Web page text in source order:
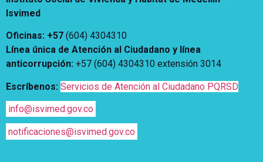
Vivienda Nueva
familiar
Titulación
Arrendamiento temporal
Reconocimiento de
Edificaciones – C0
Acompañamiento Social
OPV-JVC
Convocatorias
Nosotros
¿Qué es el ISVIMED?
Rendición de cuentas
Directorio de servidores
Encuesta de Percepción
A+ A A-
Isvimed
Oficinas: +57 (604) 4304310
Línea única de Atención al Ciudadano y línea
anticorrupción: +57 (604) 4304310 extensión 3014
Escríbenos: Servicios de Atención al Ciudadano PQRSD
info@isvimed.gov.co
notificaciones@isvimed.gov.co